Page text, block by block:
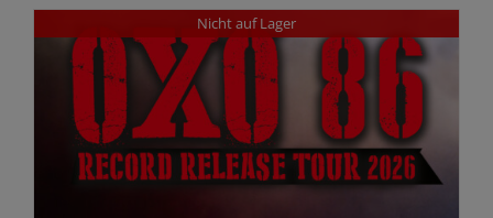
Nicht auf Lager